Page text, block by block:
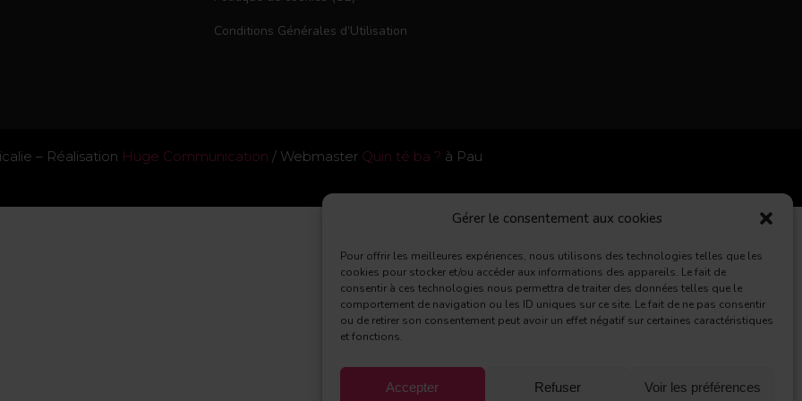
Gérer le consentement aux cookies
Pour offrir les meilleures expériences, nous utilisons des technologies telles que les
cookies pour stocker et/ou accéder aux informations des appareils. Le fait de
consentir à ces technologies nous permettra de traiter des données telles que le
comportement de navigation ou les ID uniques sur ce site. Le fait de ne pas consentir
ou de retirer son consentement peut avoir un effet négatif sur certaines caractéristiques
et fonctions.
Accepter Refuser Voir les préférences
Conditions Générales d’Utilisation
– Réalisation Huge Communication / Webmaster Quin té ba ? à Pau